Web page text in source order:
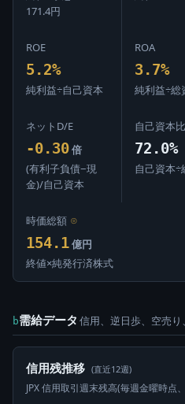
171.4円
ROE
5.2%
純利益÷自己資本
ROA
3.7%
純利益÷総
ネットD/E
-0.30 倍
(有利子負債−現
金)/自己資本
自己資本
72.0%
自己資本÷
時価総額 ⊙
154.1 億円
終値×純発行済株式
b需給データ 信用、逆日歩、空売
信用残推移 (直近12週)
JPX 信用取引週末残高(毎週金曜時点